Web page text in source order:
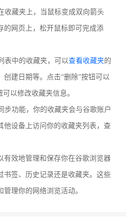
收藏夹上，当鼠标变成双向箭头
的网页上，松开鼠标即可完成添
表中的收藏夹，可以查看收藏夹的
建日期等。点击“删除”按钮可以
以修改收藏夹信息。
步功能，你的收藏夹会与谷歌账户
他设备上访问你的收藏夹列表，查
有效地管理和保存你在谷歌浏览器
书签、历史记录还是收藏夹。这些
理你的网络浏览活动。